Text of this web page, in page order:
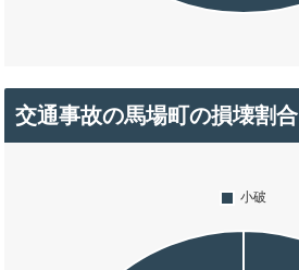
交通事故の馬場町の損壊割合